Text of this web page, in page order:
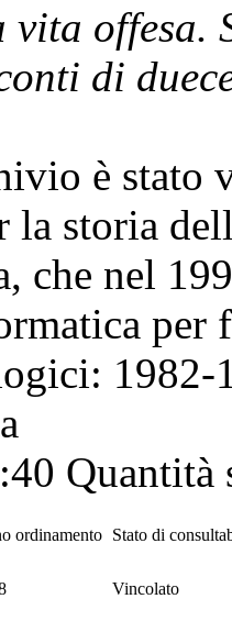
vita offesa.
di
è stato
la storia
che nel
1982-
40 Quantità
ordinamento Stato di
Vincolato